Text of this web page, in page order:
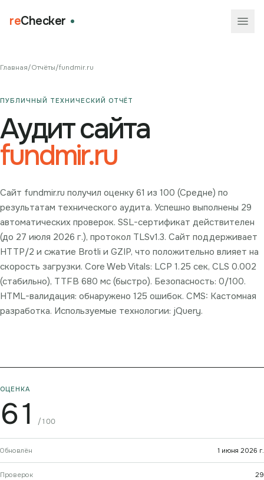
reChecker
Главная/Отчёты/fundmir.ru
ПУБЛИЧНЫЙ ТЕХНИЧЕСКИЙ ОТЧЁТ
Аудит сайта
fundmir.ru
Сайт fundmir.ru получил оценку 61 из 100 (Средне) по
результатам технического аудита. Успешно выполнены 29
автоматических проверок. SSL-сертификат действителен
(до 27 июля 2026 г.), протокол TLSv1.3. Сайт поддерживает
HTTP/2 и сжатие Brotli и GZIP, что положительно влияет на
скорость загрузки. Core Web Vitals: LCP 1.25 сек, CLS 0.002
(стабильно), TTFB 680 мс (быстро). Безопасность: 0/100.
HTML-валидация: обнаружено 125 ошибок. CMS: Кастомная
разработка. Используемые технологии: jQuery.
ОЦЕНКА
61 /100
Обновлён 1 июня 2026 г.
Проверок 29